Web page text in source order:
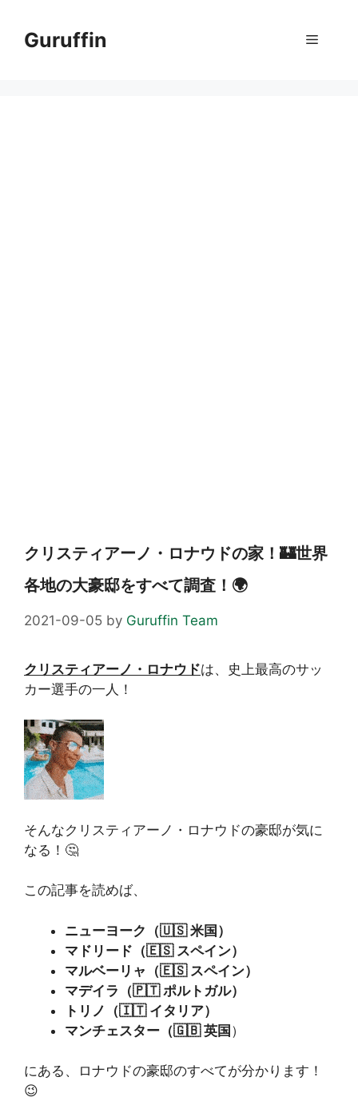
Guruffin メ
クリスティアーノ・ロナウドの家！🏰世界
各地の大豪邸をすべて調査！🌍
2021-09-05 by Guruffin Team
クリスティアーノ・ロナウドは、史上最高のサッ
カー選手の一人！
そんなクリスティアーノ・ロナウドの豪邸が気に
なる！🤔
この記事を読めば、
ニューヨーク（🇺🇸 米国）
マドリード（🇪🇸 スペイン）
マルベーリャ（🇪🇸 スペイン）
マデイラ（🇵🇹 ポルトガル）
トリノ（🇮🇹 イタリア）
マンチェスター（🇬🇧 英国 ）
にある、ロナウドの豪邸のすべてが分かります！
😉